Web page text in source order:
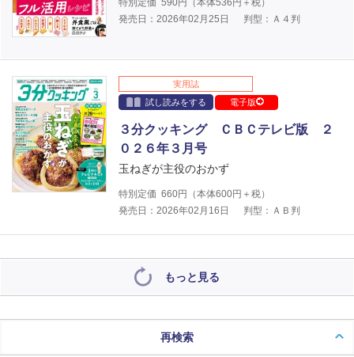
特別定価 590円（本体536 円＋税）
発売日：2026年02月25日
判型：Ａ４判
実用誌
試し読みをする
電子版
３分クッキング ＣＢＣテレビ版 ２
０２６年３月号
玉ねぎが主役のおかず
特別定価 660円（本体600円＋税）
発売日：2026年02月16日
判型：ＡＢ判
もっと見る
再検索